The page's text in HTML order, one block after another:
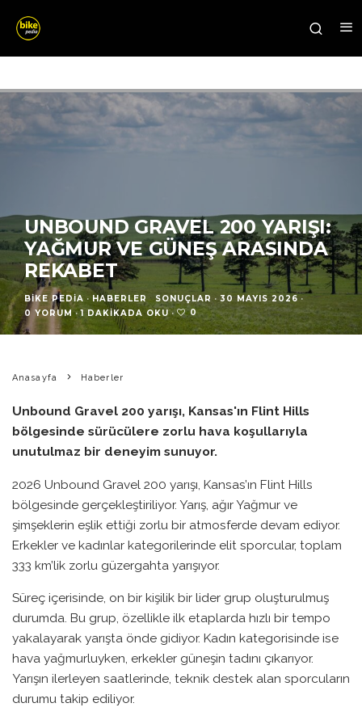
UNBOUND GRAVEL 200 YARIŞI:
YAĞMUR VE GÜNEŞ ARASINDA
REKABET
BIKE PEDIA · HABERLER SONUÇLAR · 30 MAYIS 2026 ·
0 YORUM · 1 DAKIKADA OKU · 0
Anasayfa Haberler
Unbound Gravel 200 yarışı, Kansas'ın Flint Hills
bölgesinde sürücülere zorlu hava koşullarıyla
unutulmaz bir deneyim sunuyor.
2026 Unbound Gravel 200 yarışı, Kansas’ın Flint Hills
bölgesinde gerçekleştiriliyor. Yarış, ağır Yağmur ve
şimşeklerin eşlik ettiği zorlu bir atmosferde devam ediyor.
Erkekler ve kadınlar kategorilerinde elit sporcular, toplam
333 km’lik zorlu güzergahta yarışıyor.
Süreç içerisinde, on bir kişilik bir lider grup oluşturulmuş
durumda. Bu grup, özellikle ilk etaplarda hızlı bir tempo
yakalayarak yarışta önde gidiyor. Kadın kategorisinde ise
hava yağmurluyken, erkekler güneşin tadını çıkarıyor.
Yarışın ilerleyen saatlerinde, teknik destek alan sporcuların
durumu takip ediliyor.